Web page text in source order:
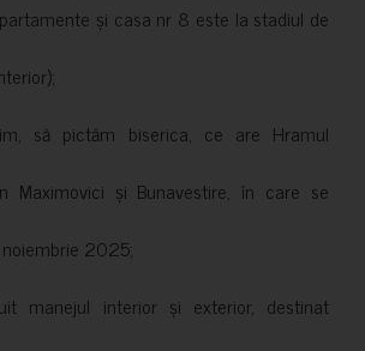
și casa nr 8 este la stadiul de
să pictăm biserica, ce are Hramul
Maximovici și Bunavestire, în care se
2025;
manejul interior și exterior, destinat